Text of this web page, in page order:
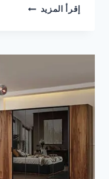
إقرأ المزيد احدث
نوم
2024